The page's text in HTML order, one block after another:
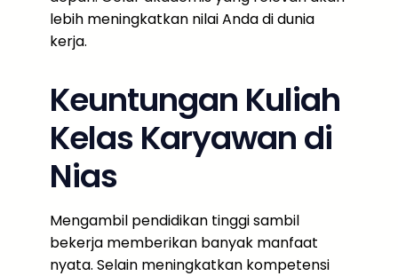
lebih meningkatkan nilai Anda di dunia
kerja.
Keuntungan Kuliah
Kelas Karyawan di
Nias
Mengambil pendidikan tinggi sambil
bekerja memberikan banyak manfaat
nyata. Selain meningkatkan kompetensi